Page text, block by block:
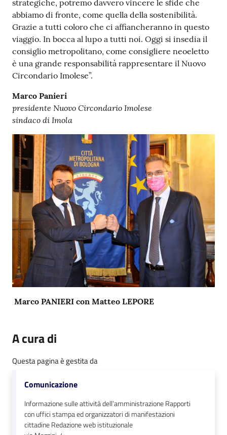
strategiche, potremo davvero vincere le sfide che
abbiamo di fronte, come quella della sostenibilità.
Grazie a tutti coloro che ci affiancheranno in questo
viaggio. In bocca al lupo a tutti noi. Oggi si insedia il
consiglio metropolitano, come consigliere neoeletto
è una grande responsabilità rappresentare il Nuovo
Circondario Imolese”.
Marco Panieri
presidente Nuovo Circondario Imolese
sindaco di Imola
Marco PANIERI con Matteo LEPORE
A cura di
Questa pagina è gestita da
Comunicazione
Informazione sulle attività dell’amministrazione Rapporti
con uffici stampa ed organizzatori di manifestazioni
cittadine Redazione web istituzionale